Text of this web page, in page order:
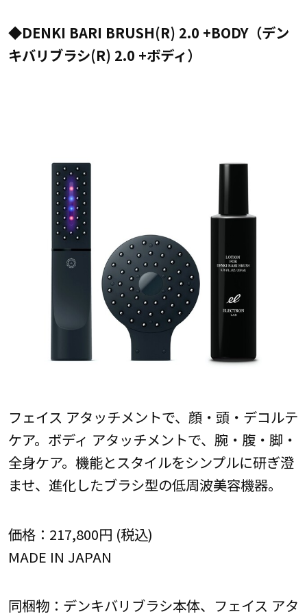
◆DENKI BARI BRUSH(R) 2.0 +BODY（デン
キバリブラシ(R) 2.0 +ボディ）
フェイス アタッチメントで、顔・頭・デコルテ
ケア。ボディ アタッチメントで、腕・腹・脚・
全身ケア。機能とスタイルをシンプルに研ぎ澄
ませ、進化したブラシ型の低周波美容機器。
価格：217,800円 (税込)
MADE IN JAPAN
同梱物：デンキバリブラシ本体、フェイス アタ